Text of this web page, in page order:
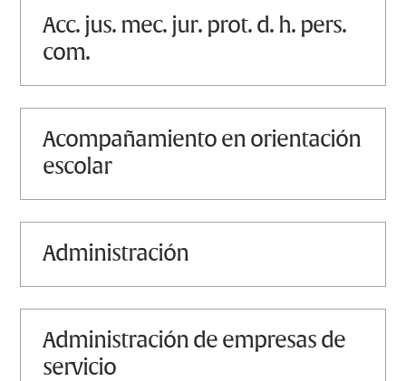
acc. jus. mec. jur. prot. d. h. pers.
com.
acompañamiento en orientación
escolar
administración
administración de empresas de
servicio